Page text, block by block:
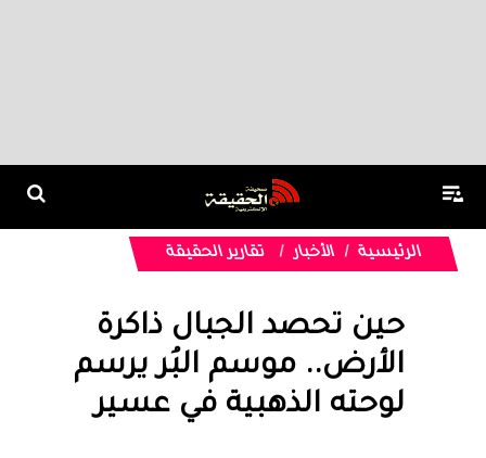
الرئيسية الأخبار تقارير الحقيقة
حين تحصد الجبال ذاكرة
الأرض.. موسم البُر يرسم
لوحته الذهبية في عسير